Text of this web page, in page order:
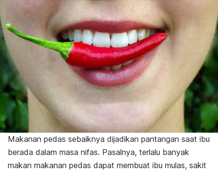
Makanan pedas sebaiknya dijadikan pantangan saat ibu
berada dalam masa nifas. Pasalnya, terlalu banyak
makan makanan pedas dapat membuat ibu mulas, sakit